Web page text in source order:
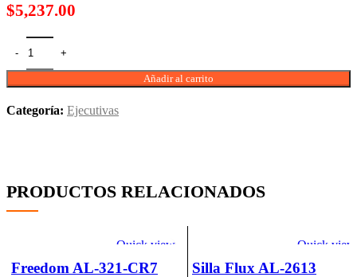
$5,237.00
Añadir al carrito
Categoría: Ejecutivas
PRODUCTOS RELACIONADOS
Quick view
Freedom AL-321-CR7
Quick view
Silla Flux AL-2613